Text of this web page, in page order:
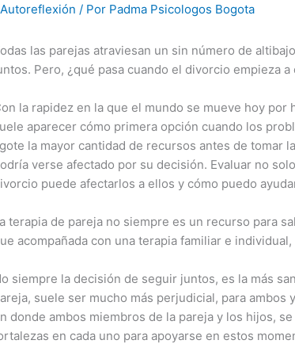
Autoreflexión / Por Padma Psicologos Bogota
las parejas atraviesan un sin número de
Pero, ¿qué pasa cuando el divorcio empieza
la rapidez en la que el mundo se mueve hoy
aparecer cómo primera opción cuando los
la mayor cantidad de recursos antes de tomar
verse afectado por su decisión. Evaluar no
puede afectarlos a ellos y cómo puedo
terapia de pareja no siempre es un recurso para
acompañada con una terapia familiar e
siempre la decisión de seguir juntos, es la más
suele ser mucho más perjudicial, para
donde ambos miembros de la pareja y los hijos,
en cada uno para apoyarse en estos